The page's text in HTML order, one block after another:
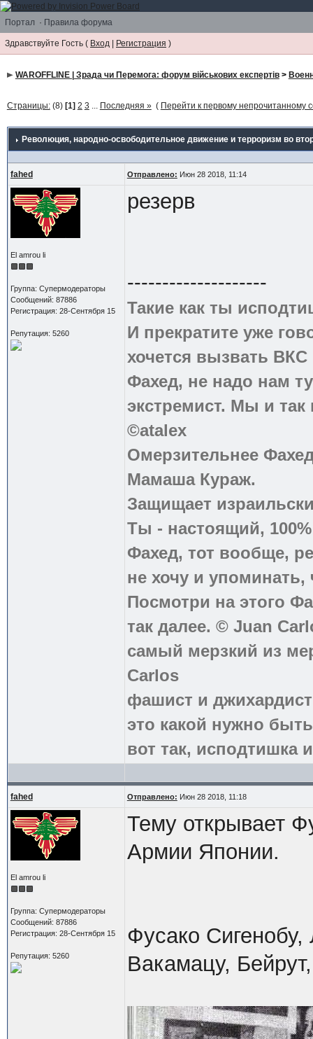
Портал · Правила форума
Здравствуйте Гость ( Вход | Регистрация )
WAROFFLINE | Зрада чи Перемога: форум військових експертів>
Страницы:(8) [1] 2 3 ... Последняя » ( Перейти к первому непрочитанному
Революция, народно-освободительное движение и терроризм во
fahed Отправлено: Июн 28 2018, 11:14
El amrou li
Группа: Супермодераторы
Сообщений: 87886
Регистрация: 28-Сентября 15
Репутация: 5260
резерв
--------------------
Такие как ты
И прекратите уже
хочется вызвать
Фахед, не надо нам
экстремист. Мы и
©atalex
Омерзительнее
Мамаша Кураж.
Защищает
Ты - настоящий,
Фахед, тот вообще,
не хочу и
Посмотри на этого
так далее. © Juan
самый мерзкий из
Carlos
фашист и
это какой нужно
вот так, исподтишка
fahed Отправлено: Июн 28 2018, 11:18
El amrou li
Группа: Супермодераторы
Сообщений: 87886
Регистрация: 28-Сентября 15
Репутация: 5260
Тему открывает
Армии Японии.
Фусако
Вакамацу,